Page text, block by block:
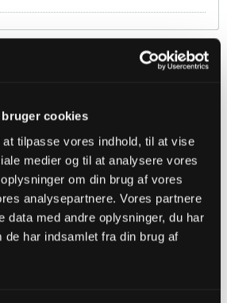
bruger cookies
tilpasse vores indhold, til at vise
medier og til at analysere vores
om din brug af vores
analysepartnere. Vores partnere
data med andre oplysninger, du har
de har indsamlet fra din brug af
af ChrisOB
som om det er dét, det ultimativt
andre snakker om ansvar. Der er altså
ansvaret. Når truppen er så dårligt
er det ham, der har ansvaret. Når
at bruge en spiller, der blev hentet som
denne ikke kan spille, så er det Kent